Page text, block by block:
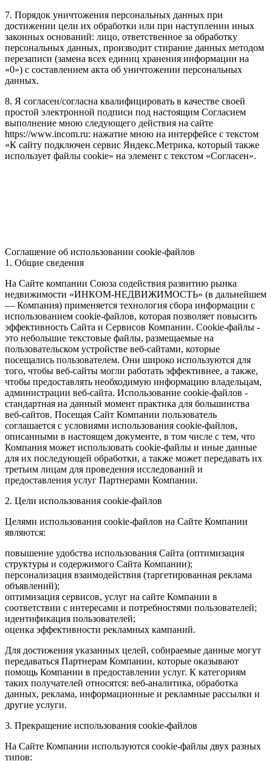
7. Порядок уничтожения персональных данных при
достижении цели их обработки или при наступлении иных
законных оснований: лицо, ответственное за обработку
персональных данных, производит стирание данных методом
перезаписи (замена всех единиц хранения информации на
«0») с составлением акта об уничтожении персональных
данных.
8. Я согласен/согласна квалифицировать в качестве своей
простой электронной подписи под настоящим Согласием
выполнение мною следующего действия на сайте
https://www.incom.ru: нажатие мною на интерфейсе с текстом
«К сайту подключен сервис Яндекс.Метрика, который также
использует файлы cookie» на элемент с текстом «Согласен».
Соглашение об использовании cookie-файлов
1. Общие сведения
На Сайте компании Союза содействия развитию рынка
недвижимости «ИНКОМ-НЕДВИЖИМОСТЬ» (в дальнейшем
— Компания) применяется технология сбора информации с
использованием cookie-файлов, которая позволяет повысить
эффективность Сайта и Сервисов Компании. Сookie-файлы -
это небольшие текстовые файлы, размещаемые на
пользовательском устройстве веб-сайтами, которые
посещались пользователем. Они широко используются для
того, чтобы веб-сайты могли работать эффективнее, а также,
чтобы предоставлять необходимую информацию владельцам,
администрации веб-сайта. Использование cookie-файлов -
стандартная на данный момент практика для большинства
веб-сайтов. Посещая Сайт Компании пользователь
соглашается с условиями использования cookie-файлов,
описанными в настоящем документе, в том числе с тем, что
Компания может использовать cookie-файлы и иные данные
для их последующей обработки, а также может передавать их
третьим лицам для проведения исследований и
предоставления услуг Партнерами Компании.
2. Цели использования cookie-файлов
Целями использования cookie-файлов на Сайте Компании
являются:
повышение удобства использования Сайта (оптимизация
структуры и содержимого Сайта Компании);
персонализация взаимодействия (таргетированная реклама
объявлений);
оптимизация сервисов, услуг на сайте Компании в
соответствии с интересами и потребностями пользователей;
идентификация пользователей;
оценка эффективности рекламных кампаний.
Для достижения указанных целей, собираемые данные могут
передаваться Партнерам Компании, которые оказывают
помощь Компании в предоставлении услуг. К категориям
таких получателей относятся: веб-аналитика, обработка
данных, реклама, информационные и рекламные рассылки и
другие услуги.
3. Прекращение использования cookie-файлов
На Сайте Компании используются cookie-файлы двух разных
типов: